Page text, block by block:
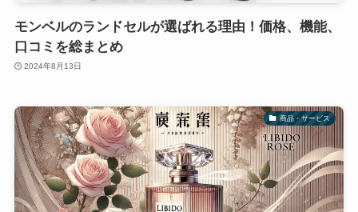
モンベルのランドセルが選ばれる理由！価格、機能、
口コミを総まとめ
2024年8月13日
商品・サービス